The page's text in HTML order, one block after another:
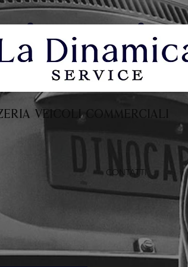
S e r v i c e
VEICOLI COMMERCIALI
CONTATTI